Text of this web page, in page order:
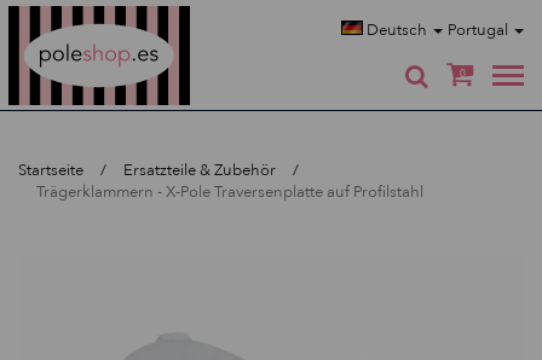
Deutsch Portugal
0
Startseite
Ersatzteile & Zubehör
Trägerklammern - X-Pole Traversenplatte auf Profilstahl